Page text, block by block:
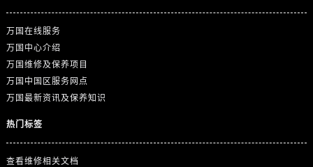
万国在线服务
万国中心介绍
万国维修及保养项目
万国中国区服务网点
万国最新资讯及保养知识
热门标签
查看维修相关文档